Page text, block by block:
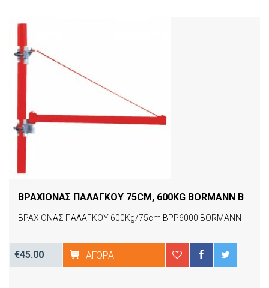
ΒΡΑΧΙΟΝΑΣ ΠΑΛΑΓΚΟΥ 600Kg/75cm BPP6000 BORMANN
€45.00 ΑΓΟΡΆ